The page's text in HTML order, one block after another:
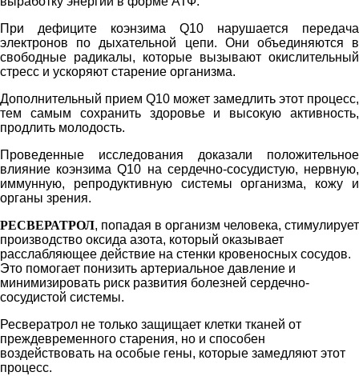
При дефиците коэнзима Q10 нарушается передача
электронов по дыхательной цепи. Они объединяются в
свободные радикалы, которые вызывают окислительный
стресс и ускоряют старение организма.
Дополнительный прием Q10 может замедлить этот процесс,
тем самым сохранить здоровье и высокую активность,
продлить молодость.
Проведенные исследования доказали положительное
влияние коэнзима Q10 на сердечно-сосудистую, нервную,
иммунную, репродуктивную системы организма, кожу и
органы зрения.
РЕСВЕРАТРОЛ, попадая в организм человека, стимулирует
производство оксида азота, который оказывает
расслабляющее действие на стенки кровеносных сосудов.
Это помогает понизить артериальное давление и
минимизировать риск развития болезней сердечно-
сосудистой системы.
Ресвератрол не только защищает клетки тканей от
преждевременного старения, но и способен
воздействовать на особые гены, которые замедляют этот
процесс.